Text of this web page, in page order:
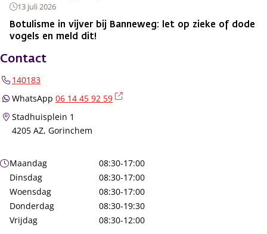
Botulisme in vijver bij Banneweg: let op zieke of dode
vogels en meld dit!
13 juli 2026
Contact
140183
WhatsApp 06 14 45 92 59
Stadhuisplein 1
4205 AZ, Gorinchem
Openingstijden
Maandag
08:30-17:00
Dinsdag
08:30-17:00
Woensdag
08:30-17:00
Donderdag
08:30-19:30
Vrijdag
08:30-12:00